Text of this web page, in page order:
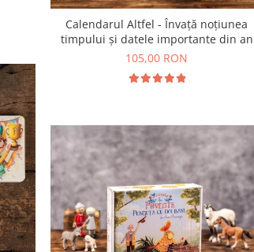
Calendarul Altfel - Învață noțiunea
timpului și datele importante din an
105,00 RON